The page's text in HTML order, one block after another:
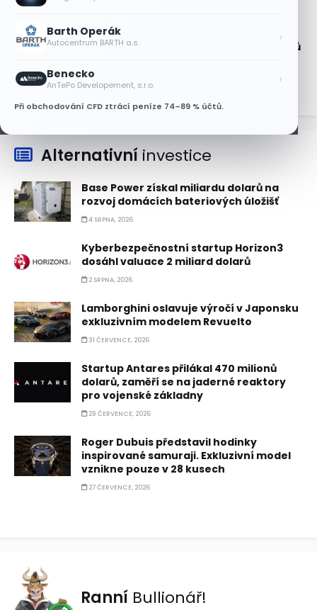
Barth Operák
Autocentrum BARTH a.s. ›
Benecko
AnTePo Developement, s.r.o. ›
Při obchodování CFD ztrácí peníze 74–89 % účtů.
Technologický obrat přidal indexu
Nasdaq 100 za čtyři dny 3,5 bilionu dolarů
Alternativní investice
Base Power získal miliardu dolarů na
rozvoj domácích bateriových úložišť
4 SRPNA, 2026
Kyberbezpečnostní startup Horizon3
dosáhl valuace 2 miliard dolarů
2 SRPNA, 2026
Lamborghini oslavuje výročí v Japonsku
exkluzivním modelem Revuelto
31 ČERVENCE, 2026
Startup Antares přilákal 470 milionů
dolarů, zaměří se na jaderné reaktory
pro vojenské základny
29 ČERVENCE, 2026
Roger Dubuis představil hodinky
inspirované samuraji. Exkluzivní model
vznikne pouze v 28 kusech
27 ČERVENCE, 2026
Ranní Bullionář!